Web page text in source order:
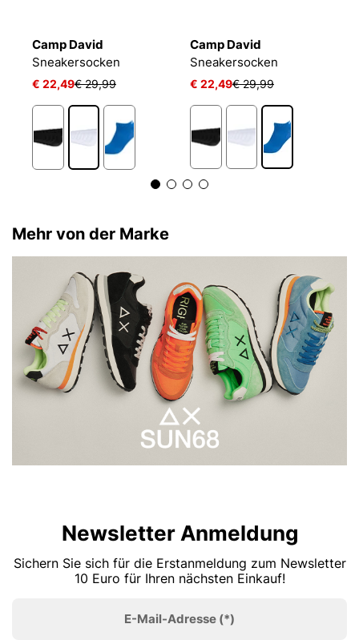
Camp David
Sneakersocken
€ 22,49€ 29,99
Camp David
Sneakersocken
€ 22,49€ 29,99
Mehr von der Marke
Newsletter Anmeldung
Sichern Sie sich für die Erstanmeldung zum Newsletter
10 Euro für Ihren nächsten Einkauf!
E-Mail-Adresse (*)